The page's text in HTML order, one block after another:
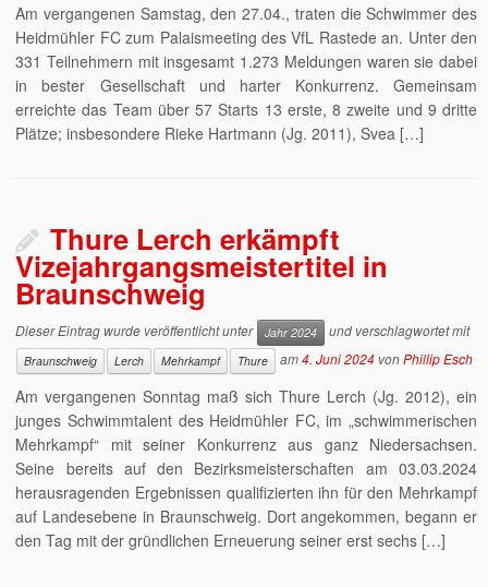
Am vergangenen Samstag, den 27.04., traten die Schwimmer des
Heidmühler FC zum Palaismeeting des VfL Rastede an. Unter den
331 Teilnehmern mit insgesamt 1.273 Meldungen waren sie dabei
in bester Gesellschaft und harter Konkurrenz. Gemeinsam
erreichte das Team über 57 Starts 13 erste, 8 zweite und 9 dritte
Plätze; insbesondere Rieke Hartmann (Jg. 2011), Svea […]
Thure Lerch erkämpft
Vizejahrgangsmeistertitel in
Braunschweig
Dieser Eintrag wurde veröffentlicht unter Jahr 2024 und verschlagwortet mit
Braunschweig Lerch Mehrkampf Thure am4. Juni 2024 vonPhillip Esch
Am vergangenen Sonntag maß sich Thure Lerch (Jg. 2012), ein
junges Schwimmtalent des Heidmühler FC, im „schwimmerischen
Mehrkampf“ mit seiner Konkurrenz aus ganz Niedersachsen.
Seine bereits auf den Bezirksmeisterschaften am 03.03.2024
herausragenden Ergebnissen qualifizierten ihn für den Mehrkampf
auf Landesebene in Braunschweig. Dort angekommen, begann er
den Tag mit der gründlichen Erneuerung seiner erst sechs […]